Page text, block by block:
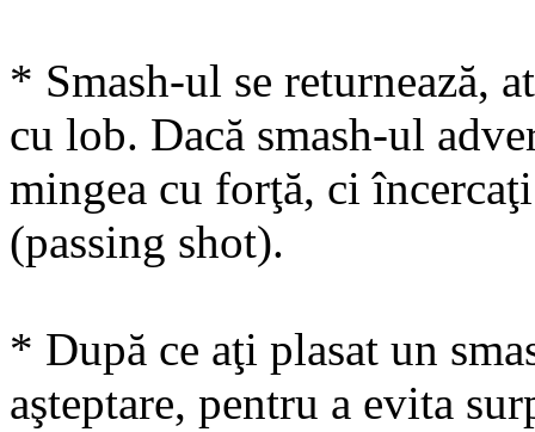
* Smash-ul se returnează,
cu lob. Dacă smash-ul
mingea cu forţă, ci
(passing shot).
* După ce aţi plasat un
aşteptare, pentru a evita